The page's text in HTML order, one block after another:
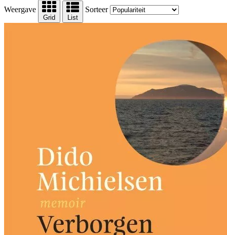
Weergave
Grid List
Sorteer